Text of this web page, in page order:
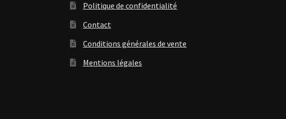
Politique de confidentialité
Contact
Conditions générales de vente
Mentions légales